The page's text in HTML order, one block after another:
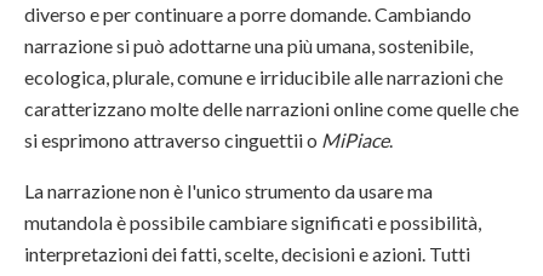
diverso e per continuare a porre domande. Cambiando
narrazione si può adottarne una più umana, sostenibile,
ecologica, plurale, comune e irriducibile alle narrazioni che
caratterizzano molte delle narrazioni online come quelle che
si esprimono attraverso cinguettii o MiPiace.
La narrazione non è l'unico strumento da usare ma
mutandola è possibile cambiare significati e possibilità,
interpretazioni dei fatti, scelte, decisioni e azioni. Tutti